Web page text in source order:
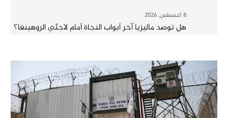
8 أغسطس, 2026
هل توصد ماليزيا آخر أبواب النجاة أمام لاجئي الروهينغا؟